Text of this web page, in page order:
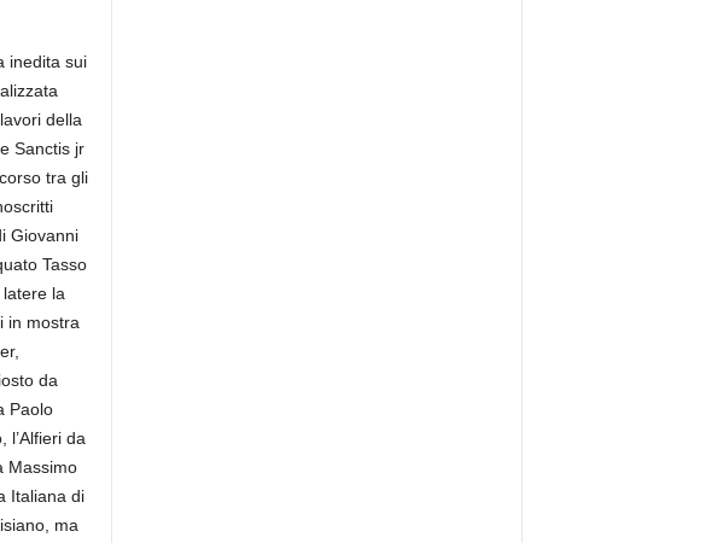
inedita sui
della
Sanctis jr
tra gli
Giovanni
Tasso
la
in mostra
da
Paolo
l’Alfieri da
Massimo
Italiana di
ma